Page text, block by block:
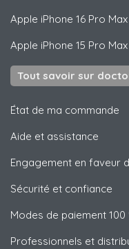
Apple iPhone 16 Pro
Apple iPhone 15 Pro Max
Tout savoir sur
État de ma commande
Aide et assistance
Engagement en faveur
Sécurité et confiance
Modes de paiement 100
Professionnels et